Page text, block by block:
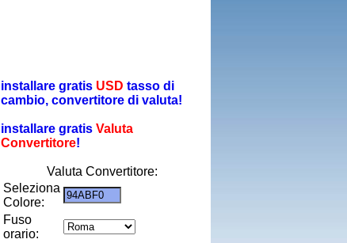
installare gratis USD tasso di
cambio, convertitore di valuta!
installare gratis Valuta
Convertitore!
Valuta Convertitore:
Seleziona
Colore:
Fuso
orario: